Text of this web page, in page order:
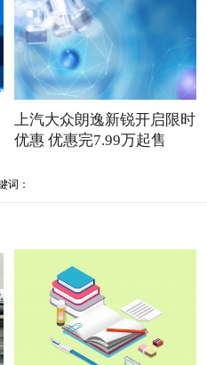
上汽大众朗逸新锐开启限时
优惠 优惠完7.99万起售
词：